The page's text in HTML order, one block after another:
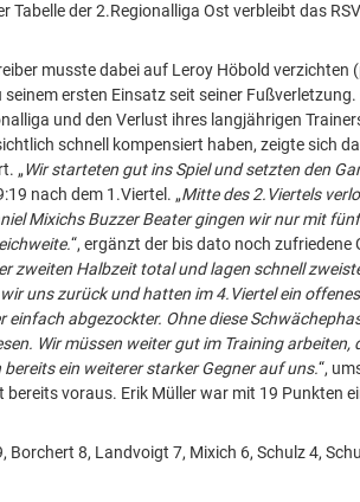
Tabelle der 2.Regionalliga Ost verbleibt das
musste dabei auf Leroy Höbold
ersten Einsatz seit seiner Fußverletzung.
und den Verlust ihres langjährigen
schnell kompensiert haben, zeigte sich
„Wir starteten gut ins Spiel und setzten den
nach dem 1.Viertel. „Mitte des 2.Viertels
Mixichs Buzzer Beater gingen wir nur mit
“, ergänzt der bis dato noch zufriedene
zweiten Halbzeit total und lagen schnell
uns zurück und hatten im 4.Viertel ein
einfach abgezockter. Ohne diese
Wir müssen weiter gut im Training
ein weiterer starker Gegner auf uns.“,
bereits voraus. Erik Müller war mit 19 Punkten
Borchert 8, Landvoigt 7, Mixich 6, Schulz 4,